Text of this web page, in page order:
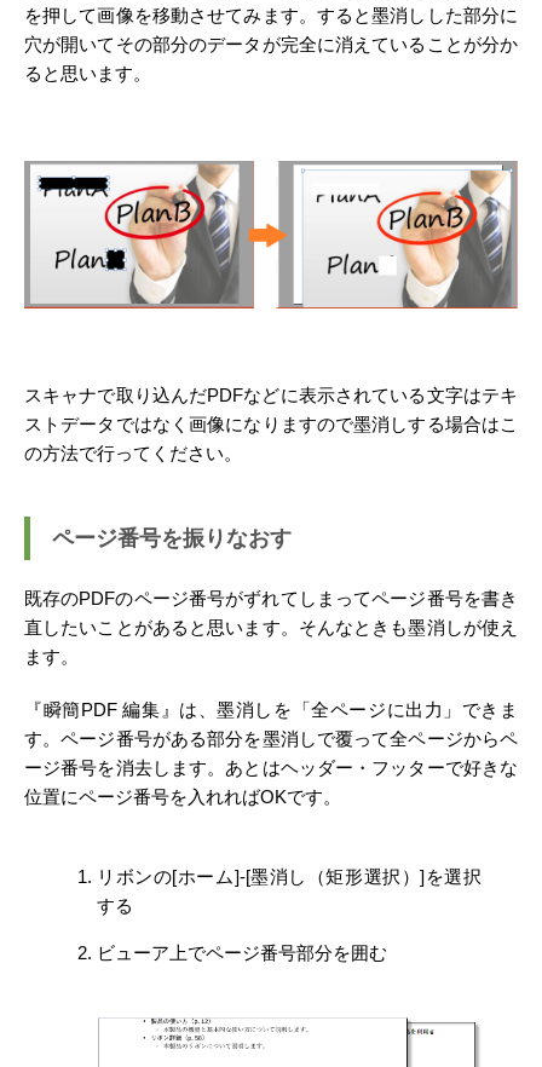
を押して画像を移動させてみます。すると墨消しした部分に
穴が開いてその部分のデータが完全に消えていることが分か
ると思います。
スキャナで取り込んだPDFなどに表示されている文字はテキ
ストデータではなく画像になりますので墨消しする場合はこ
の方法で行ってください。
ページ番号を振りなおす
既存のPDFのページ番号がずれてしまってページ番号を書き
直したいことがあると思います。そんなときも墨消しが使え
ます。
『瞬簡PDF 編集』は、墨消しを「全ページに出力」できま
す。ページ番号がある部分を墨消しで覆って全ページからペ
ージ番号を消去します。あとはヘッダー・フッターで好きな
位置にページ番号を入れればOKです。
リボンの[ホーム]-[墨消し（矩形選択）]を選択
する
ビューア上でページ番号部分を囲む